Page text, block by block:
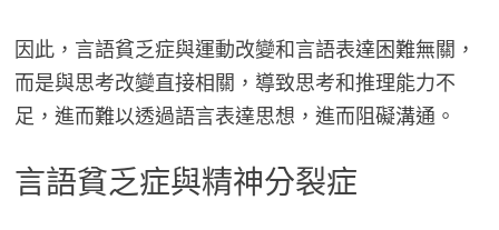
因此，言語貧乏症與運動改變和言語表達困難無關，
而是與思考改變直接相關，導致思考和推理能力不
足，進而難以透過語言表達思想，進而阻礙溝通。
言語貧乏症與精神分裂症